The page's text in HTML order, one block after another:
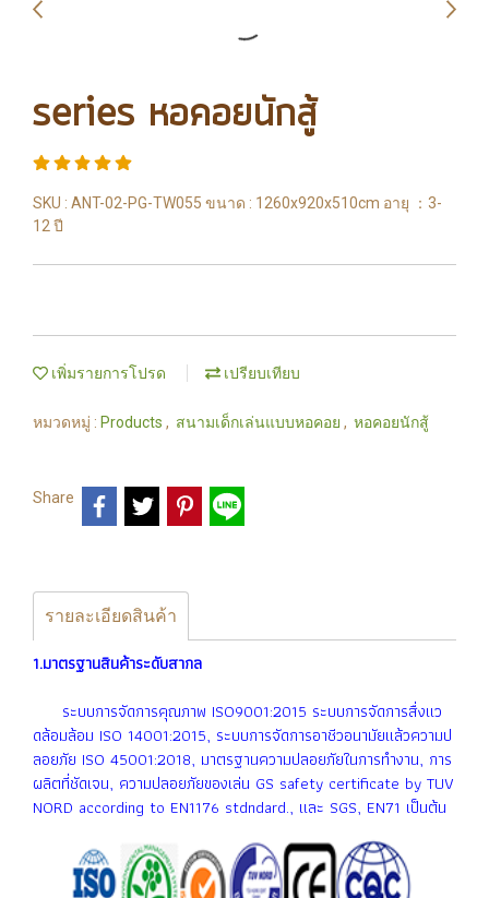
series หอคอยนักสู้
SKU : ANT-02-PG-TW055 ขนาด : 1260x920x510cm อายุ ：3-
12 ปี
เพิ่มรายการโปรด เปรียบเทียบ
หมวดหมู่ : Products , สนามเด็กเล่นแบบหอคอย , หอคอยนักสู้
Share
รายละเอียดสินค้า
1.มาตรฐานสินค้าระดับสากล
ระบบการจัดการคุณภาพ ISO9001:2015 ระบบการจัดการสื่งเเว
ดล้อมล้อม ISO 14001:2015, ระบบการจัดการอาชีวอนามัยเเล้วความป
ลอยภัย ISO 45001:2018, มาตรฐานความปลอยภัยในการทำงาน, การ
ผลิตที่ชัดเจน, ความปลอยภัยของเล่น GS safety certificate by TUV
NORD according to EN1176 stdndard., เเละ SGS, EN71 เป็นต้น